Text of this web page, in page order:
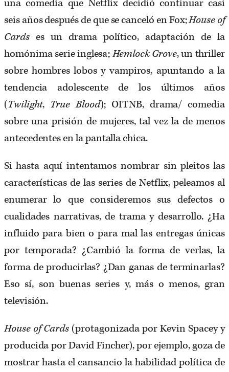
una comedia que Netflix decidió continuar casi
seis años después de que se canceló en Fox;House of
Cardses un drama político, adaptación de la
homónima serie inglesa;Hemlock Grove, un thriller
sobre hombres lobos y vampiros, apuntando a la
tendencia adolescente de los últimos años
(Twilight, True Blood); OITNB, drama/ comedia
sobre una prisión de mujeres, tal vez la de menos
antecedentes en la pantalla chica.
Si hasta aquí intentamos nombrar sin pleitos las
características de las series de Netflix, peleamos al
enumerar lo que consideremos sus defectos o
cualidades narrativas, de trama y desarrollo. ¿Ha
influido para bien o para mal las entregas únicas
por temporada? ¿Cambió la forma de verlas, la
forma de producirlas? ¿Dan ganas de terminarlas?
Eso sí, son buenas series y, más o menos, gran
televisión.
House of Cards (protagonizada por Kevin Spacey y
producida por David Fincher), por ejemplo, goza de
mostrar hasta el cansancio la habilidad política de